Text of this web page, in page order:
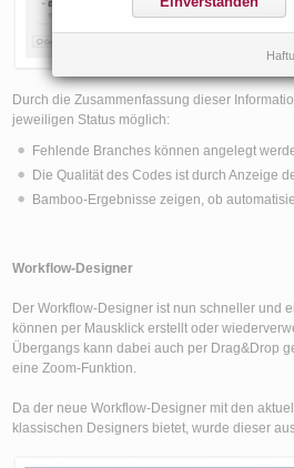
Durch die Zusammenfassung dieser
jeweiligen Status möglich:
Fehlende Branches können angelegt
Die Qualität des Codes ist durch Anzeige
Bamboo-Ergebnisse zeigen, ob
Workflow-Designer
Der Workflow-Designer ist nun schneller und
können per Mausklick erstellt oder
Übergangs kann dabei auch per Drag&Drop
eine Zoom-Funktion.
Da der neue Workflow-Designer mit den
klassischen Designers bietet, wurde dieser